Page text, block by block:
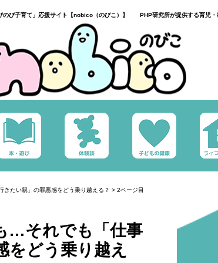
のび子育て」応援サイト【nobico（のびこ）】 PHP研究所が提供する育児・
たい親」の罪悪感をどう乗り越える？ > 2ページ目
…それでも「仕事
をどう乗り越え